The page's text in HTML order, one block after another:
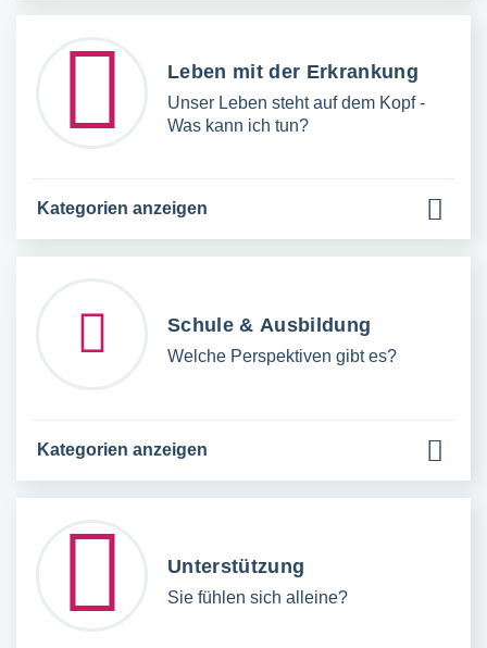
Leben mit der Erkrankung
Unser Leben steht auf dem Kopf -
Was kann ich tun?
Kategorien anzeigen
Schule & Ausbildung
Welche Perspektiven gibt es?
Kategorien anzeigen
Unterstützung
Sie fühlen sich alleine?